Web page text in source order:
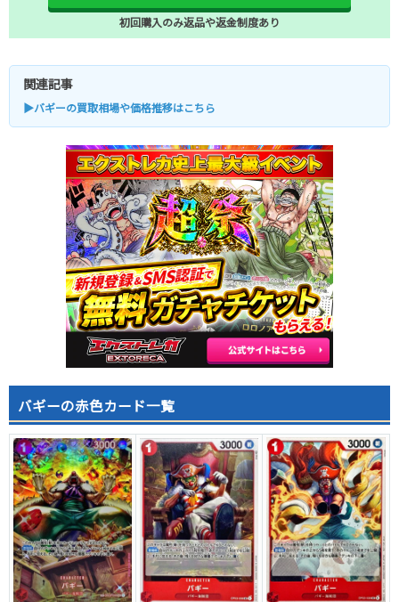
初回購入のみ返品や返金制度あり
関連記事
▶バギーの買取相場や価格推移はこちら
バギーの赤色カード一覧